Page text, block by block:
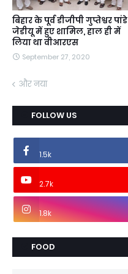
बिहार के पूर्व डीजीपी गुप्तेश्वर पांडे
जेडीयू में हुए शामिल, हाल ही में
लिया था वीआरएस
September 27, 2020
और नया
FOLLOW US
1.5k
2.7k
1.8k
FOOD